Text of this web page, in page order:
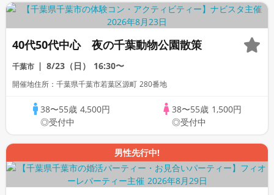
40代50代中心 夜の千葉動物公園散策
千葉市 8/23（日） 16:30〜
開催地住所：千葉県千葉市若葉区源町 280番地
38〜55歳 4,500円
◎受付中
38〜55歳 1,500円
◎受付中
男性先行中!